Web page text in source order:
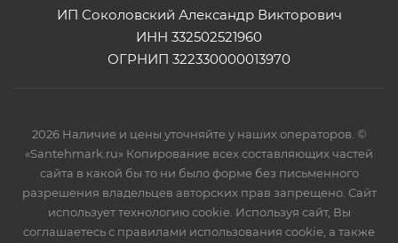
ИП Соколовский Александр Викторович
ИНН 332502521960
ОГРНИП 322330000013970
2026 Наличие и цены уточняйте у наших операторов. ©
«Santehmark.ru» Копирование всех составляющих частей
сайта в какой бы то ни было форме без письменного
разрешения владельцев авторских прав запрещено. Сайт
использует технологию cookie. Используя сайт, Вы
соглашаетесь с правилами использования cookie, а также